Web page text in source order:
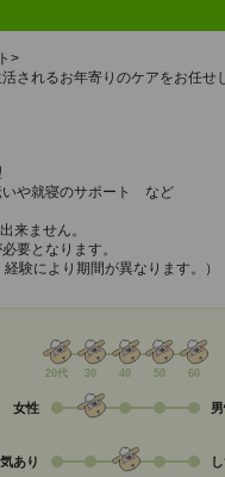
>
されるお年寄りのケアをお任せ
いや就寝のサポート など
来ません。
要となります。
験により期間が異なります。）
20代 30 40 50 60
女性
あり